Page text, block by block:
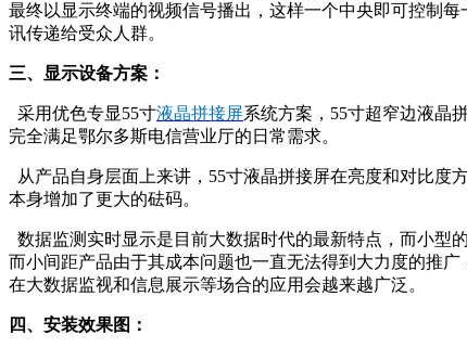
最终以显示终端的视频信号播出，这样一个中央即可控制
讯传递给受众人群。
三、显示设备方案：
采用优色专显55寸液晶拼接屏系统方案，55寸超窄边液晶
完全满足鄂尔多斯电信营业厅的日常需求。
从产品自身层面上来讲，55寸液晶拼接屏在亮度和对比度
本身增加了更大的砝码。
数据监测实时显示是目前大数据时代的最新特点，而小型
而小间距产品由于其成本问题也一直无法得到大力度的推
在大数据监视和信息展示等场合的应用会越来越广泛。
四、安装效果图：